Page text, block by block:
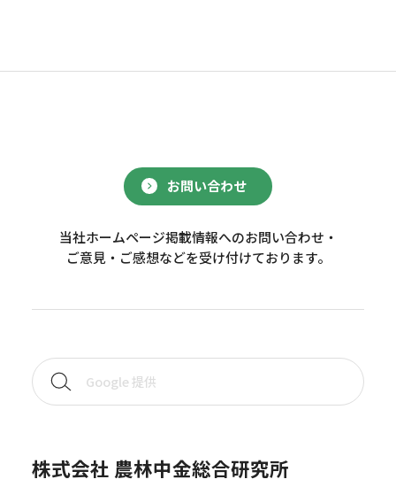
お問い合わせ
当社ホームページ掲載情報へのお問い合わせ・
ご意見・ご感想などを受け付けております。
株式会社 農林中金総合研究所